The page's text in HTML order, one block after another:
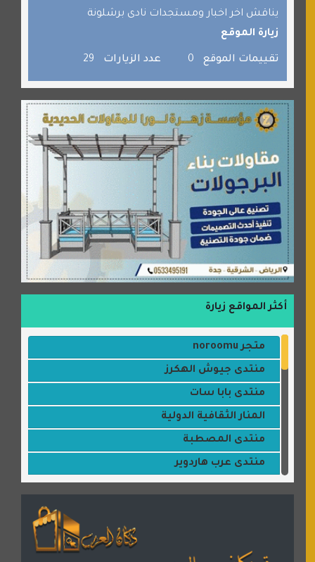
برامج كمبيوتر
جائزة دبي الدولية للقران الكريم
صفنة دوت كوم
الألسن لخدمات الترجمة المعتمدة
يناقش اخر اخبار ومستجدات نادى برشلونة
زيارة الموقع
تقييمات الموقع 0 عدد الزيارات 29
أكثر المواقع زيارة
متجر noroomu
منتدى جيوش الهكرز
منتدى بابا سات
المنار الثقافية الدولية
منتدى المصطبة
منتدى عرب هاردوير
القران للجميع